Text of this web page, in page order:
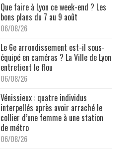
Que faire à Lyon ce week-end ? Les
bons plans du 7 au 9 août
06/08/26
Le 6e arrondissement est-il sous-
équipé en caméras ? La Ville de Lyon
entretient le flou
06/08/26
Vénissieux : quatre individus
interpellés après avoir arraché le
collier d’une femme à une station
de métro
06/08/26